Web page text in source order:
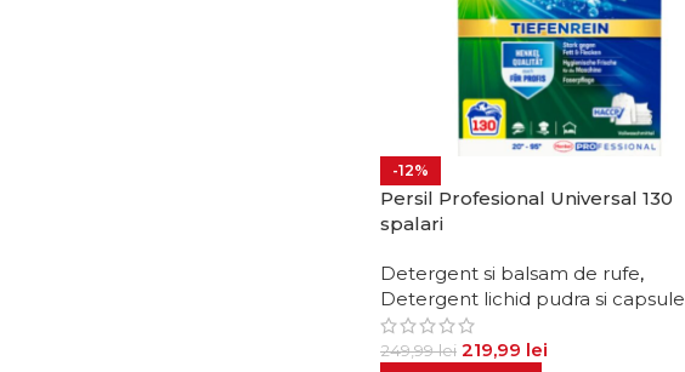
-12%
Persil Profesional Universal 130
spalari
Detergent si balsam de rufe,
Detergent lichid pudra si capsule
249,99lei 219,99 lei